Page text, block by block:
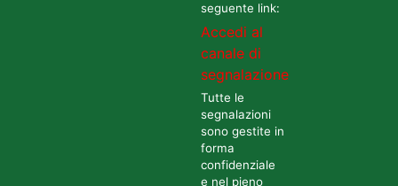
seguente link:
Accedi al
canale di
segnalazione
Tutte le
segnalazioni
sono gestite in
forma
confidenziale
e nel pieno